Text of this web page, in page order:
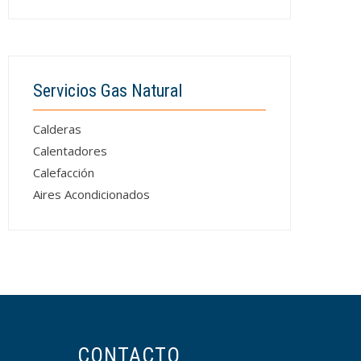
Servicios Gas Natural
Calderas
Calentadores
Calefacción
Aires Acondicionados
CONTACTO